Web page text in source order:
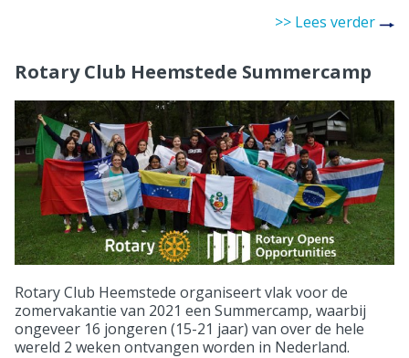
>> Lees verder
Rotary Club Heemstede Summercamp
Rotary Club Heemstede organiseert vlak voor de
zomervakantie van 2021 een Summercamp, waarbij
ongeveer 16 jongeren (15-21 jaar) van over de hele
wereld 2 weken ontvangen worden in Nederland.